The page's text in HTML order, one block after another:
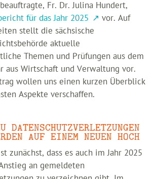
Fr. Dr. Julina Hundert,
für das Jahr 2025
vor. Auf
stellt die sächsische
aktuelle
Themen und Prüfungen aus dem
aus Wirtschaft und Verwaltung vor.
wollen uns einen kurzen Überblick
Aspekte verschaffen.
DATENSCHUTZVERLETZUNGEN
AUF EINEM NEUEN HOCH
zunächst, dass es auch im Jahr 2025
an gemeldeten